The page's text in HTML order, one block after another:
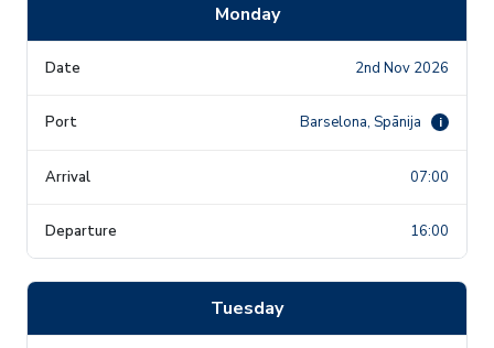
Monday
2nd Nov 2026
Barselona, Spānija i
07:00
16:00
Tuesday